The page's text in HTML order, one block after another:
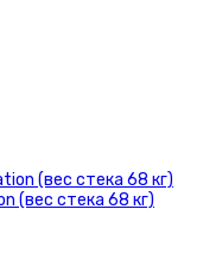
(вес стека 68 кг)